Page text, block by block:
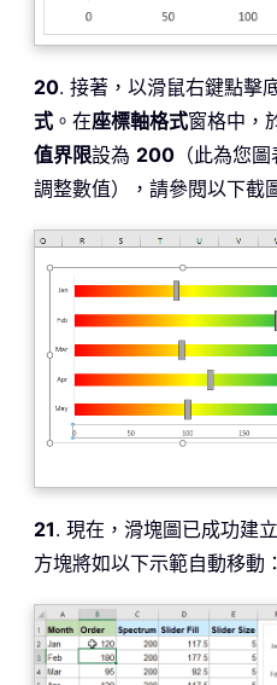
20. 接著，以滑鼠右鍵點擊
式 。在座標軸格式窗格中，
值界限設為 200 （此為您
調整數值），請參閱以下截
21. 現在，滑塊圖已成功建
方塊將如以下示範自動移動：